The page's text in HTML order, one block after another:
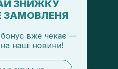
в Instagram
ЗНИЖКУ
ЗАМОВЛЕНЯ
бонус вже чекає —
на наші новини!